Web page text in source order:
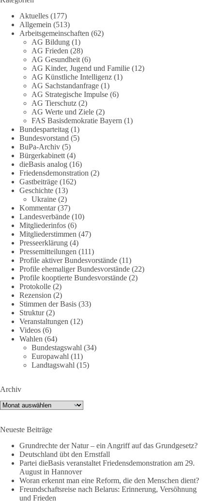
hinausreichen und grundlegende Fragen zum Menschenbild,
zum Rechtsstaat und zur Demokratie aufwerfen. [...]
👉 Hier weiterlesen: https://diebasis-
partei.de/2026/07/grundrechte-der-natur-ein-angriff-auf-das-
grundgesetz/
🟩🟩🟦🟦🟥🟥🟧🟧
Es ging weniger um fertige Antworten als um eine Debatte
darüber, wie Freiheit, Verantwortung, Naturschutz und
Grundrechte in einer demokratischen Gesellschaft künftig
miteinander in Einklang gebracht werden können.
#dieBasis #natur #grundrechte
7 8
DieBasis
2 Tage(n) zuvor
Jetzt dieBasis Sachsen-Anhalt unterstützen!
Die Landtagswahl 2026 in Sachsen-Anhalt findet am 6.
September statt. Die Inhalte stehen – jetzt müssen sie gesehen,
geteilt und diskutiert werden.
Folge unseren Kanälen:
Facebook:
https://www.facebook.com/groups/diebasissachsenanhalt/
Instragram:
https://www.instagram.com/die_basis_sachsen_anhalt/
Tiktok: https://www.tiktok.com/@diebasis_sachsenanhalt
🟩🟩🟦🟦🟥🟥🟧🟧
Menschen mitbekommen, wofür wir stehen und warum es sich
lohnt, dieBasis zu wählen.
Mehr Infos:https://diebasis-st.de/wahlprogramm/
#dieBasis #Landtagswahl
#DeineStimmezählt #jetztunterstützen
Aktuelles (177)
Allgemein (513)
Arbeitsgemeinschaften (62)
AG Bildung (1)
AG Frieden (28)
AG Gesundheit (6)
AG Kinder, Jugend und Familie (12)
AG Künstliche Intelligenz (1)
AG Sachstandanfrage (1)
AG Strategische Impulse (6)
AG Tierschutz (2)
AG Werte und Ziele (2)
FAS Basisdemokratie Bayern (1)
Bundesparteitag (1)
Bundesvorstand (5)
BuPa-Archiv (5)
Bürgerkabinett (4)
dieBasis analog (16)
Friedensdemonstration (2)
Gastbeiträge (162)
Geschichte (13)
Ukraine (2)
Kommentar(37)
Landesverbände (10)
Mitgliederinfos (6)
Mitgliederstimmen (47)
Presseerklärung (4)
Pressemitteilungen (111)
Profile aktiver Bundesvorstände (11)
Profile ehemaliger Bundesvorstände (22)
Profile kooptierte Bundesvorstände (2)
Protokolle (2)
Rezension (2)
Stimmen der Basis (33)
Struktur(2)
Veranstaltungen (12)
Videos (6)
Wahlen (64)
Bundestagswahl (34)
Europawahl (11)
Landtagswahl (15)
Archiv
Archiv
Neueste Beiträge
Grundrechte der Natur – ein Angriff auf das Grundgesetz?
Deutschland übt den Ernstfall
Partei dieBasis veranstaltet Friedensdemonstration am 29.
August in Hannover
Woran erkennt man eine Reform, die den Menschen dient?
Freundschaftsreise nach Belarus: Erinnerung, Versöhnung
und Frieden